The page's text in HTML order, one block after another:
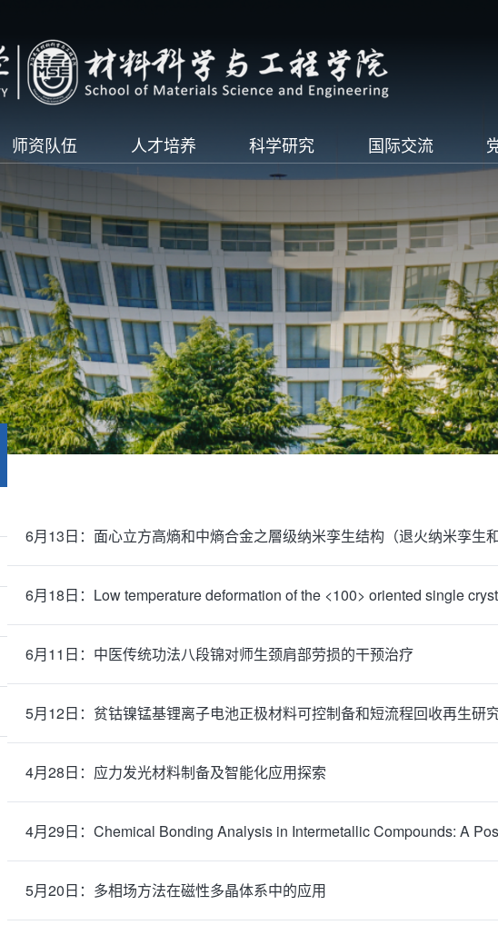
师资队伍 人才培养 科学研究 国际交流
6月11日：中医传统功法八段锦对师生颈肩部劳损的干预治疗
5月12日：贫钴镍锰基锂离子电池正极材料可控制备和短流程回收再生研
4月28日：应力发光材料制备及智能化应用探索
5月20日：多相场方法在磁性多晶体系中的应用